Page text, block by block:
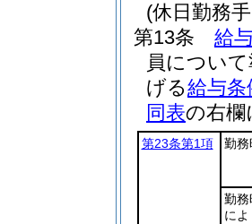
(休日勤務
第13条
給
員につい
げる給与条
同表の右欄
第23条第1項 勤務
勤務
に